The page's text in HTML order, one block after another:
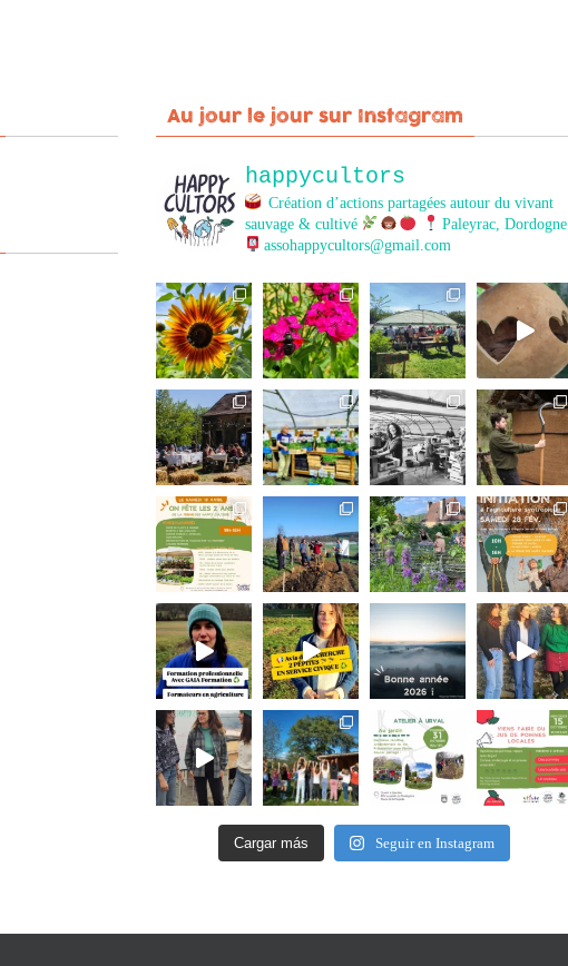
Au jour le jour sur Instagram
happycultors
Création d’actions partagées autour du vivant
sauvage & cultivé
Paleyrac, Dordogne
assohappycultors@gmail.com
Cargar más Seguir en Instagram